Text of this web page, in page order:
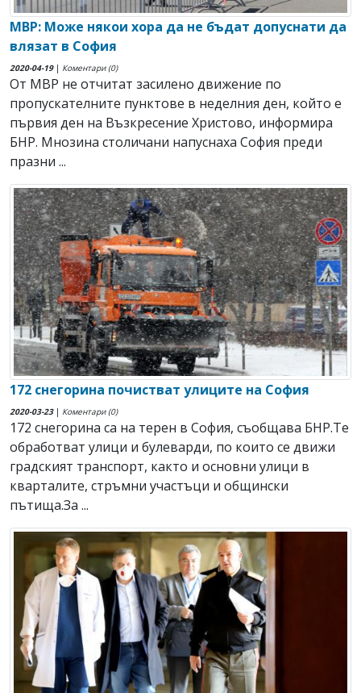
МВР: Може някои хора да не бъдат допуснати да
влязат в София
2020-04-19| Коментари (0)
От МВР не отчитат засилено движение по
пропускателните пунктове в неделния ден, който е
първия ден на Възкресение Христово, информира
БНР. Мнозина столичани напуснаха София преди
празни ...
172 снегорина почистват улиците на София
2020-03-23| Коментари (0)
172 снегорина са на терен в София, съобщава БНР.Те
обработват улици и булеварди, по които се движи
градският транспорт, както и основни улици в
кварталите, стръмни участъци и общински
пътища.За ...